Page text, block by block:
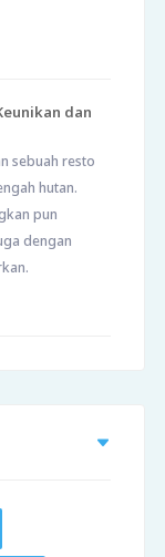
dan
sebuah resto
hutan.
pun
dengan